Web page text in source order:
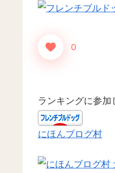
0
ランキングに参加
にほんブログ村